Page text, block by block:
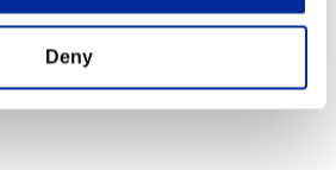
Deny